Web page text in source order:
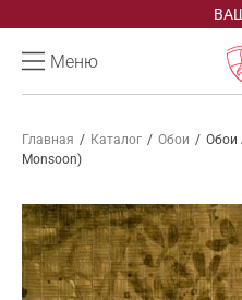
Меню
Главная / Каталог / Обои / Обои
Monsoon)